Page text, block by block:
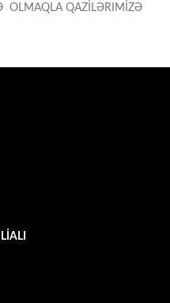
OLMAQLA QAZİLƏRIMİZƏ